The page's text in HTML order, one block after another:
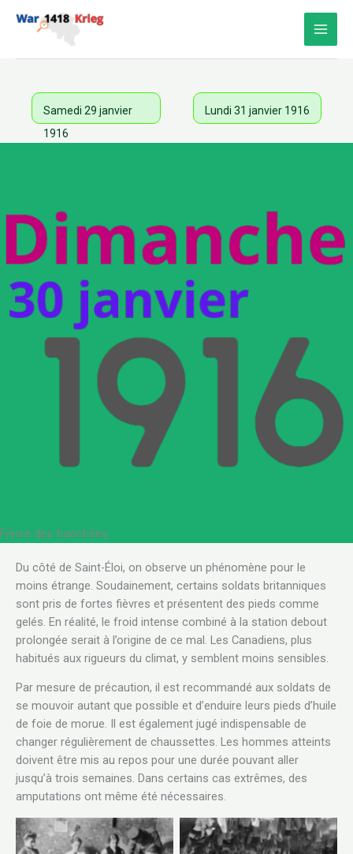
Samedi 29 janvier
1916
Lundi 31 janvier 1916
Fièvre des tranchées
Du côté de Saint-Éloi, on observe un phénomène pour le
moins étrange. Soudainement, certains soldats britanniques
sont pris de fortes fièvres et présentent des pieds comme
gelés. En réalité, le froid intense combiné à la station debout
prolongée serait à l’origine de ce mal. Les Canadiens, plus
habitués aux rigueurs du climat, y semblent moins sensibles.
Par mesure de précaution, il est recommandé aux soldats de
se mouvoir autant que possible et d’enduire leurs pieds d’huile
de foie de morue. Il est également jugé indispensable de
changer régulièrement de chaussettes. Les hommes atteints
doivent être mis au repos pour une durée pouvant aller
jusqu’à trois semaines. Dans certains cas extrêmes, des
amputations ont même été nécessaires.
ARMY ON THE WESTERN FRONT, 1914-
87599) Local women employed in a military
THE BRITISH ARMY ON THE WESTERN